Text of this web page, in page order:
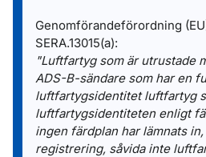
Genomförandeförordning
SERA.13015(a):
"Luftfartyg som är utrustade
ADS-B-sändare som har en
luftfartygsidentitet luftfartyg
luftfartygsidentiteten enligt
ingen färdplan har lämnats
registrering, såvida inte